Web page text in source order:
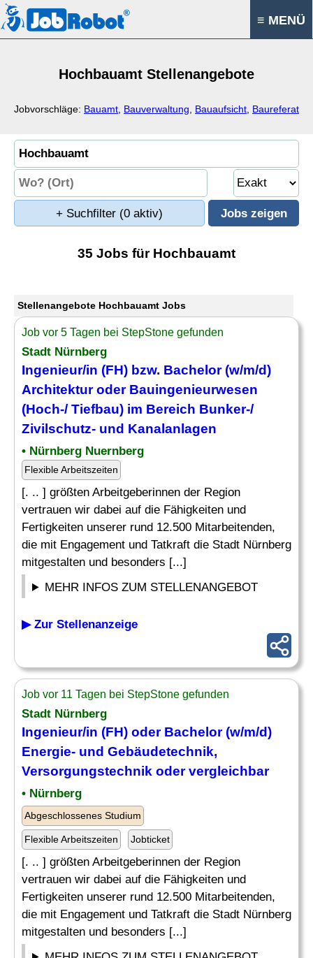
≡ MENÜ
Hochbauamt Stellenangebote
Jobvorschläge: Bauamt Bauverwaltung Bauaufsicht Baureferat
+ Suchfilter (0 aktiv)
35 Jobs für Hochbauamt
Stellenangebote Hochbauamt Jobs
Job vor 5 Tagen bei StepStone gefunden
Stadt Nürnberg
Ingenieur/in (FH) bzw. Bachelor (w/m/d)
Architektur oder Bauingenieurwesen
(Hoch-/ Tiefbau) im Bereich Bunker-/
Zivilschutz- und Kanalanlagen
• Nürnberg Nuernberg
Flexible Arbeitszeiten
[. .. ] größten Arbeitgeberinnen der Region
vertrauen wir dabei auf die Fähigkeiten und
Fertigkeiten unserer rund 12.500 Mitarbeitenden,
die mit Engagement und Tatkraft die Stadt Nürnberg
mitgestalten und besonders [...]
MEHR INFOS ZUM STELLENANGEBOT
▶ Zur Stellenanzeige
Job vor 11 Tagen bei StepStone gefunden
Stadt Nürnberg
Ingenieur/in (FH) oder Bachelor (w/m/d)
Energie- und Gebäudetechnik,
Versorgungstechnik oder vergleichbar
• Nürnberg
Abgeschlossenes Studium
Flexible Arbeitszeiten Jobticket
[. .. ] größten Arbeitgeberinnen der Region
vertrauen wir dabei auf die Fähigkeiten und
Fertigkeiten unserer rund 12.500 Mitarbeitenden,
die mit Engagement und Tatkraft die Stadt Nürnberg
mitgestalten und besonders [...]